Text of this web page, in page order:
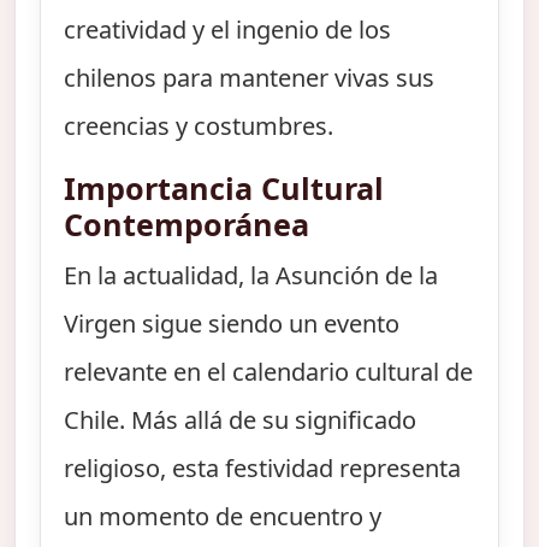
creatividad y el ingenio de los
chilenos para mantener vivas sus
creencias y costumbres.
Importancia Cultural
Contemporánea
En la actualidad, la Asunción de la
Virgen sigue siendo un evento
relevante en el calendario cultural de
Chile. Más allá de su significado
religioso, esta festividad representa
un momento de encuentro y